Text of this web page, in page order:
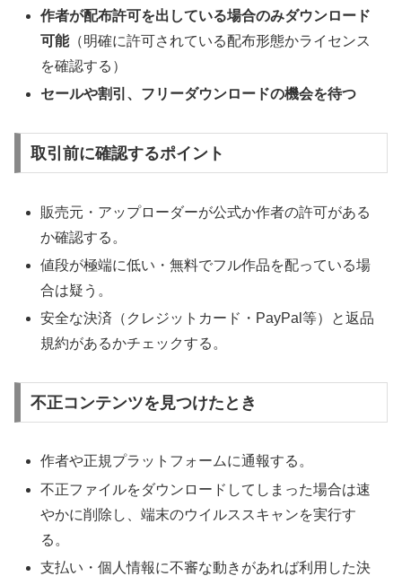
作者が配布許可を出している場合のみダウンロード
可能（明確に許可されている配布形態かライセンス
を確認する）
セールや割引、フリーダウンロードの機会を待つ
取引前に確認するポイント
販売元・アップローダーが公式か作者の許可がある
か確認する。
値段が極端に低い・無料でフル作品を配っている場
合は疑う。
安全な決済（クレジットカード・PayPal等）と返品
規約があるかチェックする。
不正コンテンツを見つけたとき
作者や正規プラットフォームに通報する。
不正ファイルをダウンロードしてしまった場合は速
やかに削除し、端末のウイルススキャンを実行す
る。
支払い・個人情報に不審な動きがあれば利用した決